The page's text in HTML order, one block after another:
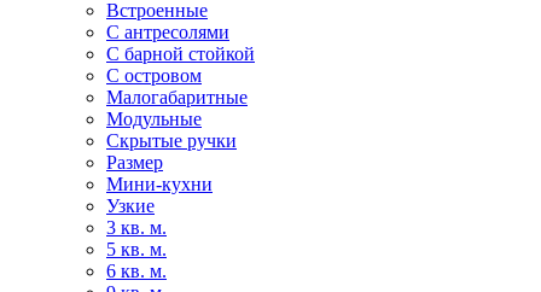
Встроенные
С антресолями
С барной стойкой
С островом
Малогабаритные
Модульные
Скрытые ручки
Размер
Мини-кухни
Узкие
3 кв. м.
5 кв. м.
6 кв. м.